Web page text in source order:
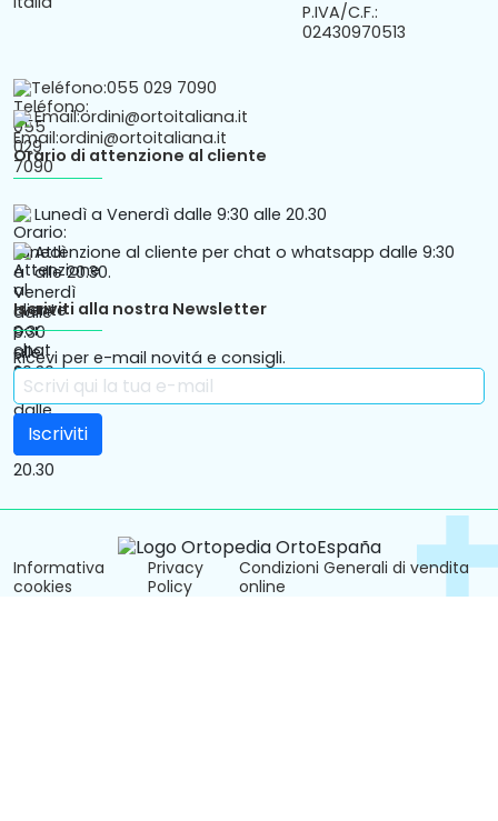
P.IVA/C.F.:
02430970513
Teléfono:055 029 7090
Email:ordini@ortoitaliana.it
Orario di attenzione al cliente
Lunedì a Venerdì dalle 9:30 alle 20.30
Attenzione al cliente per chat o whatsapp dalle 9:30
alle 20.30.
Iscriviti alla nostra Newsletter
Ricevi per e-mail novitá e consigli.
Informativa
cookies
Privacy
Policy
Condizioni Generali di vendita
online